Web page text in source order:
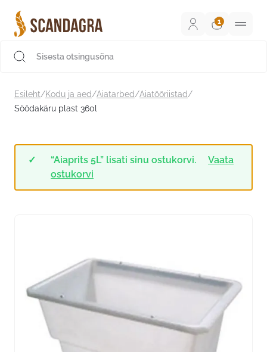
sisu
juurde
Esileht/Kodu ja aed/Aiatarbed/Aiatööriistad/
Söödakäru plast 360l
“Aiaprits 5L” lisati sinu ostukorvi.
Vaata
ostukorvi